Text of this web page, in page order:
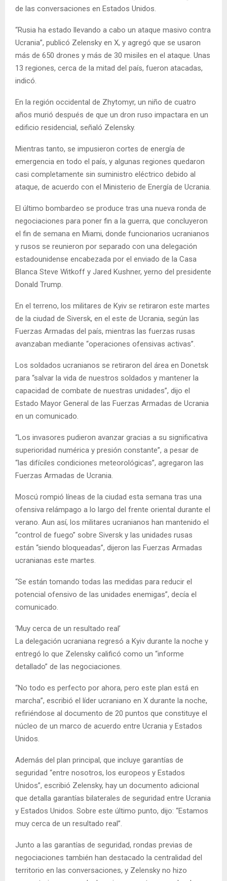
de las conversaciones en Estados Unidos.
“Rusia ha estado llevando a cabo un ataque masivo contra
Ucrania”, publicó Zelensky en X, y agregó que se usaron
más de 650 drones y más de 30 misiles en el ataque. Unas
13 regiones, cerca de la mitad del país, fueron atacadas,
indicó.
En la región occidental de Zhytomyr, un niño de cuatro
años murió después de que un dron ruso impactara en un
edificio residencial, señaló Zelensky.
Mientras tanto, se impusieron cortes de energía de
emergencia en todo el país, y algunas regiones quedaron
casi completamente sin suministro eléctrico debido al
ataque, de acuerdo con el Ministerio de Energía de Ucrania.
El último bombardeo se produce tras una nueva ronda de
negociaciones para poner fin a la guerra, que concluyeron
el fin de semana en Miami, donde funcionarios ucranianos
y rusos se reunieron por separado con una delegación
estadounidense encabezada por el enviado de la Casa
Blanca Steve Witkoff y Jared Kushner, yerno del presidente
Donald Trump.
En el terreno, los militares de Kyiv se retiraron este martes
de la ciudad de Siversk, en el este de Ucrania, según las
Fuerzas Armadas del país, mientras las fuerzas rusas
avanzaban mediante “operaciones ofensivas activas”.
Los soldados ucranianos se retiraron del área en Donetsk
para “salvar la vida de nuestros soldados y mantener la
capacidad de combate de nuestras unidades”, dijo el
Estado Mayor General de las Fuerzas Armadas de Ucrania
en un comunicado.
“Los invasores pudieron avanzar gracias a su significativa
superioridad numérica y presión constante”, a pesar de
“las difíciles condiciones meteorológicas”, agregaron las
Fuerzas Armadas de Ucrania.
Moscú rompió líneas de la ciudad esta semana tras una
ofensiva relámpago a lo largo del frente oriental durante el
verano. Aun así, los militares ucranianos han mantenido el
“control de fuego” sobre Siversk y las unidades rusas
están “siendo bloqueadas”, dijeron las Fuerzas Armadas
ucranianas este martes.
“Se están tomando todas las medidas para reducir el
potencial ofensivo de las unidades enemigas”, decía el
comunicado.
‘Muy cerca de un resultado real’
La delegación ucraniana regresó a Kyiv durante la noche y
entregó lo que Zelensky calificó como un “informe
detallado” de las negociaciones.
“No todo es perfecto por ahora, pero este plan está en
marcha”, escribió el líder ucraniano en X durante la noche,
refiriéndose al documento de 20 puntos que constituye el
núcleo de un marco de acuerdo entre Ucrania y Estados
Unidos.
Además del plan principal, que incluye garantías de
seguridad “entre nosotros, los europeos y Estados
Unidos”, escribió Zelensky, hay un documento adicional
que detalla garantías bilaterales de seguridad entre Ucrania
y Estados Unidos. Sobre este último punto, dijo: “Estamos
muy cerca de un resultado real”.
Junto a las garantías de seguridad, rondas previas de
negociaciones también han destacado la centralidad del
territorio en las conversaciones, y Zelensky no hizo